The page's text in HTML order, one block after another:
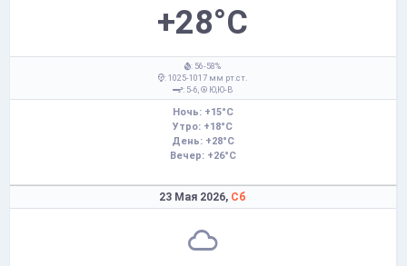
+28°C
: 56-58%
: 1025-1017 мм рт.ст.
: 5-6,
Ю,Ю-В
Ночь: +15°C
Утро: +18°C
День: +28°C
Вечер: +26°C
23 Мая 2026, Сб